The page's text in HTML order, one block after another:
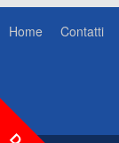
Home Contatti